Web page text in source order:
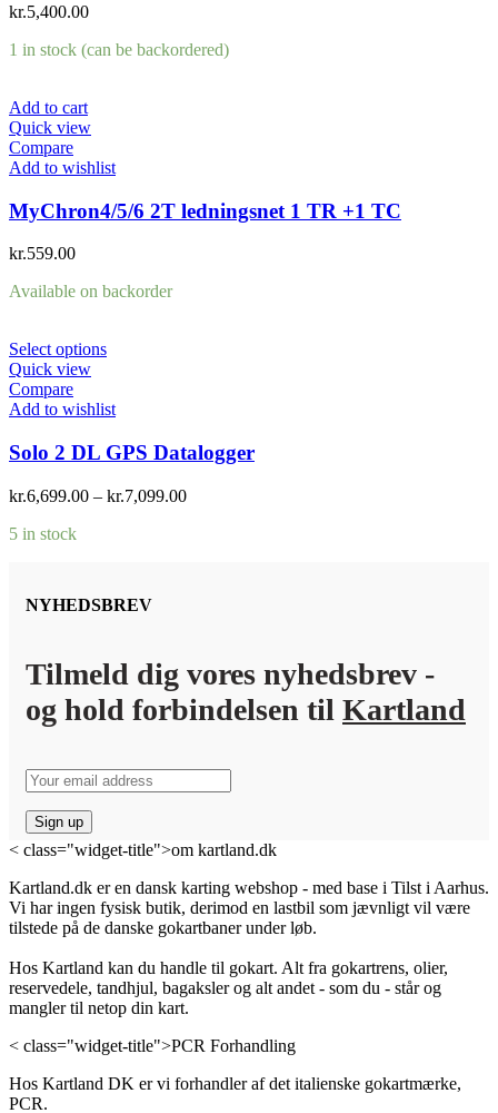
kr.5,400.00
1 in stock (can be backordered)
Add to cart
Quick view
Compare
Add to wishlist
MyChron4/5/6 2T ledningsnet 1 TR +1 TC
kr.559.00
Available on backorder
Select options
Quick view
Compare
Add to wishlist
Solo 2 DL GPS Datalogger
kr.6,699.00 – kr.7,099.00
5 in stock
NYHEDSBREV
Tilmeld dig vores nyhedsbrev -
og hold forbindelsen til Kartland
< class="widget-title">om kartland.dk
Kartland.dk er en dansk karting webshop - med base i Tilst i Aarhus.
Vi har ingen fysisk butik, derimod en lastbil som jævnligt vil være
tilstede på de danske gokartbaner under løb.
Hos Kartland kan du handle til gokart. Alt fra gokartrens, olier,
reservedele, tandhjul, bagaksler og alt andet - som du - står og
mangler til netop din kart.
< class="widget-title">PCR Forhandling
Hos Kartland DK er vi forhandler af det italienske gokartmærke,
PCR.